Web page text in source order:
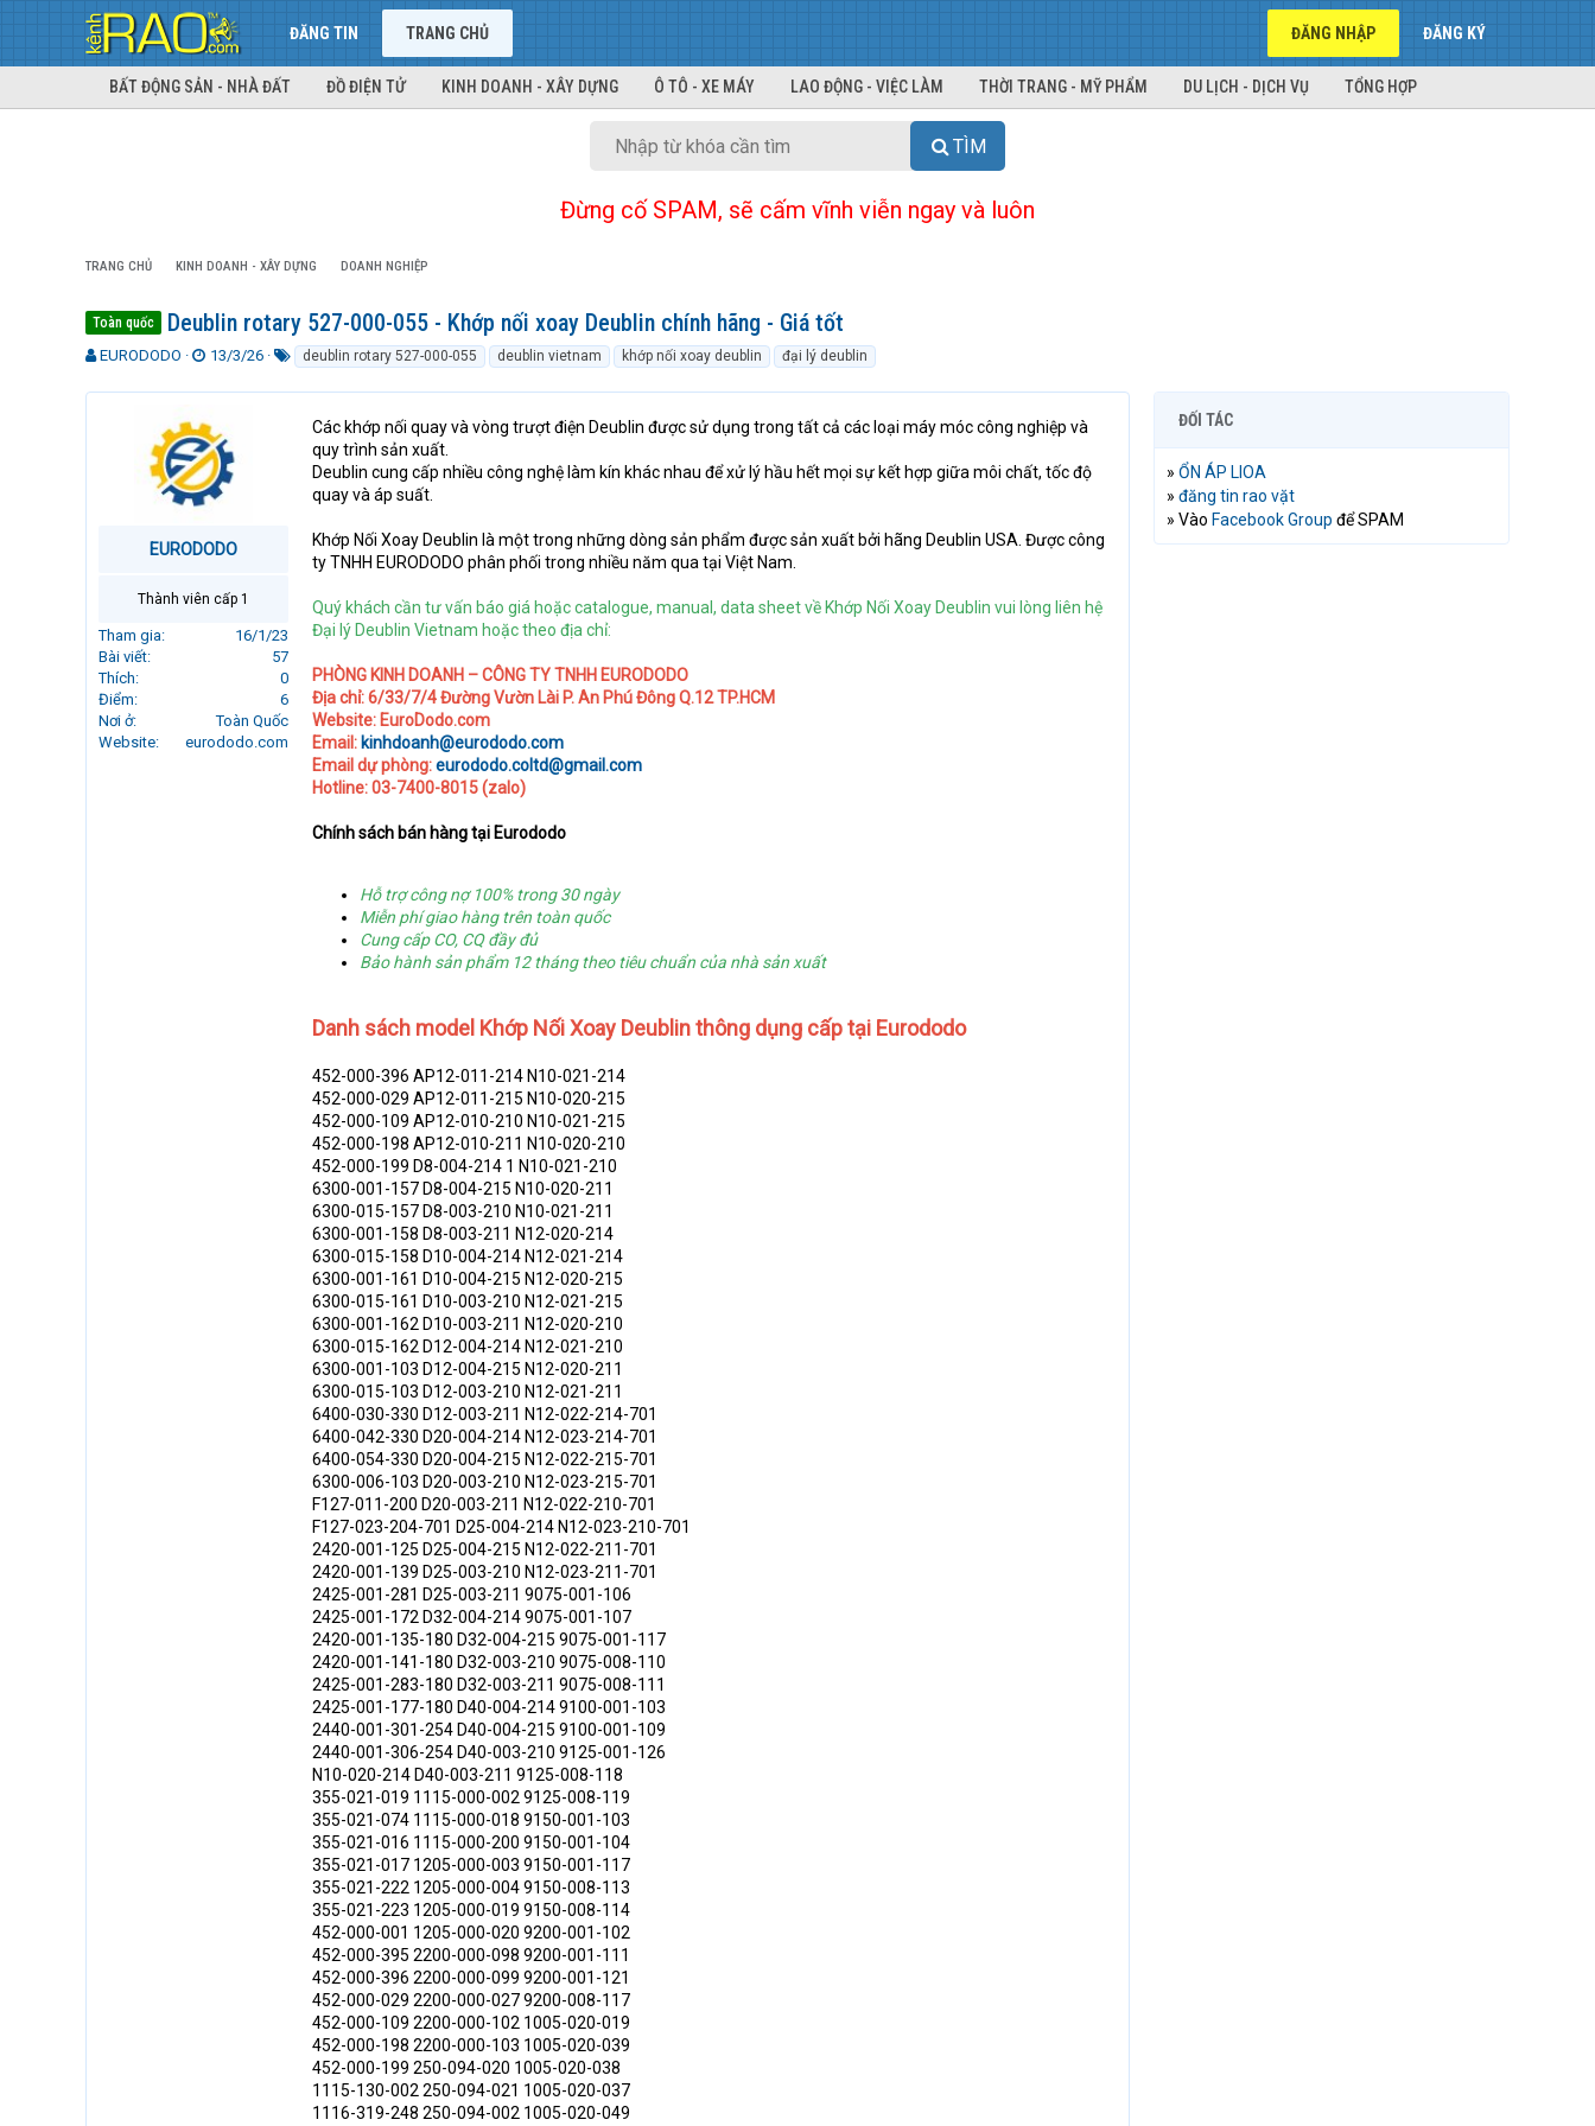
ĐĂNG TIN TRANG CHỦ ĐĂNG NHẬP ĐĂNG KÝ
BẤT ĐỘNG SẢN - NHÀ ĐẤT ĐỒ ĐIỆN TỬ KINH DOANH - XÂY DỰNG Ô TÔ - XE MÁY LAO ĐỘNG - VIỆC LÀM THỜI TRANG - MỸ PHẨM DU LỊCH - DỊCH VỤ TỔNG HỢP
TÌM
Đừng cố SPAM, sẽ cấm vĩnh viễn ngay và luôn
TRANG CHỦ KINH DOANH - XÂY DỰNG DOANH NGHIỆP
Toàn quốc Deublin rotary 527-000-055 - Khớp nối xoay Deublin chính hãng - Giá tốt
T
r
EURODODO
N
à
g
ử
i
13/3/26
k
deublin rotary 527-000-055 deublin vietnam khớp nối xoay deublin đại lý deublin
EURODODO
Thành viên cấp 1
Tham gia
16/1/23
Bài viết
57
Thích
0
Điểm
6
Nơi ở
Toàn Quốc
Website
eurododo.com
Các khớp nối quay và vòng trượt điện Deublin được sử dụng trong tất cả các loại máy móc công nghiệp và
quy trình sản xuất.
Deublin cung cấp nhiều công nghệ làm kín khác nhau để xử lý hầu hết mọi sự kết hợp giữa môi chất, tốc độ
quay và áp suất.
Khớp Nối Xoay Deublin là một trong những dòng sản phẩm được sản xuất bởi hãng Deublin USA. Được công
ty TNHH EURODODO phân phối trong nhiều năm qua tại Việt Nam.
Quý khách cần tư vấn báo giá hoặc catalogue, manual, data sheet về Khớp Nối Xoay Deublin vui lòng liên hệ
Đại lý Deublin Vietnam hoặc theo địa chỉ:
PHÒNG KINH DOANH – CÔNG TY TNHH EURODODO
Địa chỉ: 6/33/7/4 Đường Vườn Lài P. An Phú Đông Q.12 TP.HCM
Website: EuroDodo.com
Email: kinhdoanh@eurododo.com
Email dự phòng:eurododo.coltd@gmail.com
Hotline: 03-7400-8015 (zalo)
Chính sách bán hàng tại Eurododo
Hỗ trợ công nợ 100% trong 30 ngày
Miễn phí giao hàng trên toàn quốc
Cung cấp CO, CQ đầy đủ
Bảo hành sản phẩm 12 tháng theo tiêu chuẩn của nhà sản xuất
Danh sách model Khớp Nối Xoay Deublin thông dụng cấp tại Eurododo
452-000-396 AP12-011-214 N10-021-214
452-000-029 AP12-011-215 N10-020-215
452-000-109 AP12-010-210 N10-021-215
452-000-198 AP12-010-211 N10-020-210
452-000-199 D8-004-214 1 N10-021-210
6300-001-157 D8-004-215 N10-020-211
6300-015-157 D8-003-210 N10-021-211
6300-001-158 D8-003-211 N12-020-214
6300-015-158 D10-004-214 N12-021-214
6300-001-161 D10-004-215 N12-020-215
6300-015-161 D10-003-210 N12-021-215
6300-001-162 D10-003-211 N12-020-210
6300-015-162 D12-004-214 N12-021-210
6300-001-103 D12-004-215 N12-020-211
6300-015-103 D12-003-210 N12-021-211
6400-030-330 D12-003-211 N12-022-214-701
6400-042-330 D20-004-214 N12-023-214-701
6400-054-330 D20-004-215 N12-022-215-701
6300-006-103 D20-003-210 N12-023-215-701
F127-011-200 D20-003-211 N12-022-210-701
F127-023-204-701 D25-004-214 N12-023-210-701
2420-001-125 D25-004-215 N12-022-211-701
2420-001-139 D25-003-210 N12-023-211-701
2425-001-281 D25-003-211 9075-001-106
2425-001-172 D32-004-214 9075-001-107
2420-001-135-180 D32-004-215 9075-001-117
2420-001-141-180 D32-003-210 9075-008-110
2425-001-283-180 D32-003-211 9075-008-111
2425-001-177-180 D40-004-214 9100-001-103
2440-001-301-254 D40-004-215 9100-001-109
2440-001-306-254 D40-003-210 9125-001-126
N10-020-214 D40-003-211 9125-008-118
355-021-019 1115-000-002 9125-008-119
355-021-074 1115-000-018 9150-001-103
355-021-016 1115-000-200 9150-001-104
355-021-017 1205-000-003 9150-001-117
355-021-222 1205-000-004 9150-008-113
355-021-223 1205-000-019 9150-008-114
452-000-001 1205-000-020 9200-001-102
452-000-395 2200-000-098 9200-001-111
452-000-396 2200-000-099 9200-001-121
452-000-029 2200-000-027 9200-008-117
452-000-109 2200-000-102 1005-020-019
452-000-198 2200-000-103 1005-020-039
452-000-199 250-094-020 1005-020-038
1115-130-002 250-094-021 1005-020-037
1116-319-248 250-094-002 1005-020-049
ĐỐI TÁC
» ỔN ÁP LIOA
» đăng tin rao vặt
» Vào Facebook Group để SPAM